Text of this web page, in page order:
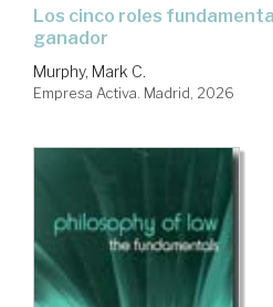
Los cinco roles fundamentales en un equipo
ganador
Murphy, Mark C.
Empresa Activa. Madrid, 2026